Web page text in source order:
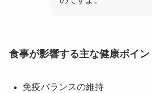
食事が影響する主な健康ポイン
免疫バランスの維持